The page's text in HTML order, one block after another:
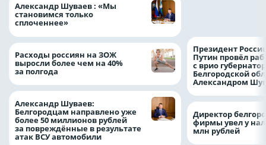
Александр Шуваев : «Мы
становимся только
сплоченнее»
Расходы россиян на ЗОЖ
выросли более чем на 40%
за полгода
Александр Шуваев:
Белгородцам направлено уже
более 50 миллионов рублей
за повреждённые в результате
атак ВСУ автомобили
Президент
Путин провёл
с врио
Белгородской
Александром
Директор
фирмы увел у
млн рублей